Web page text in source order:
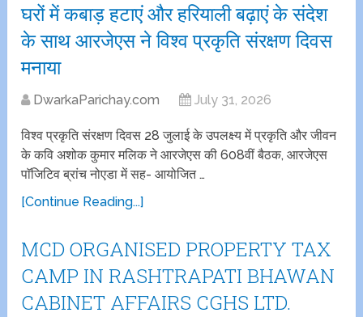
घरों में कबाड़ हटाएं और हरियाली बढ़ाएं के संदेश
के साथ आरजेएस ने विश्व प्रकृति संरक्षण दिवस
मनाया
DwarkaParichay.com July 31, 2026
विश्व प्रकृति संरक्षण दिवस 28 जुलाई के उपलक्ष्य में प्रकृति और जीवन
के कवि अशोक कुमार मलिक ने आरजेएस की 608वीं बैठक, आरजेएस
पाॅजिटिव ब्रांच नोएडा में सह- आयोजित …
[Continue Reading...]
MCD ORGANISED PROPERTY TAX
CAMP IN RASHTRAPATI BHAWAN
CABINET AFFAIRS CGHS LTD.